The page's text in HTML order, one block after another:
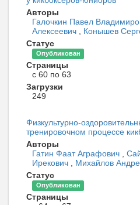
Авторы
Галочкин Павел
Алексеевич , Конышев
Статус
Опубликован
Страницы
с 60 по 63
Загрузки
249
Физкультурно-
тренировочном процессе
Авторы
Гатин Фаат Аграфович ,
Ирекович , Михайлов
Статус
Опубликован
Страницы